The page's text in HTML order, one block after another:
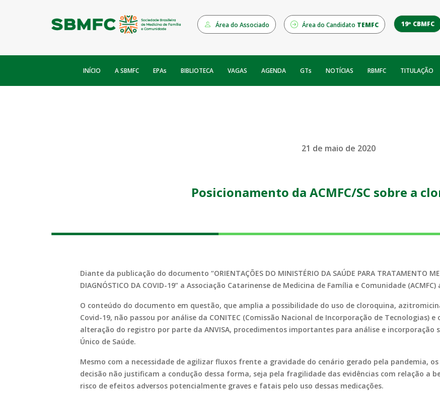
Área do Associado Área do Candidato TEMFC 19º CBMFC
INÍCIO A SBMFC EPAs BIBLIOTECA VAGAS AGENDA GTs NOTÍCIAS RBMFC TITULAÇÃO
21 de maio de 2020
Posicionamento da ACMFC/SC sobre a
Diante da publicação do documento “ORIENTAÇÕES DO MINISTÉRIO DA SAÚDE PARA TRATAMENTO
DIAGNÓSTICO DA COVID-19” a Associação Catarinense de Medicina de Família e Comunidade
O conteúdo do documento em questão, que amplia a possibilidade do uso de cloroquina,
Covid-19, não passou por análise da CONITEC (Comissão Nacional de Incorporação de Tecnologias)
alteração do registro por parte da ANVISA, procedimentos importantes para análise e incorporação
Único de Saúde.
Mesmo com a necessidade de agilizar fluxos frente a gravidade do cenário gerado pela pandemia,
decisão não justificam a condução dessa forma, seja pela fragilidade das evidências com relação a
risco de efeitos adversos potencialmente graves e fatais pelo uso dessas medicações.